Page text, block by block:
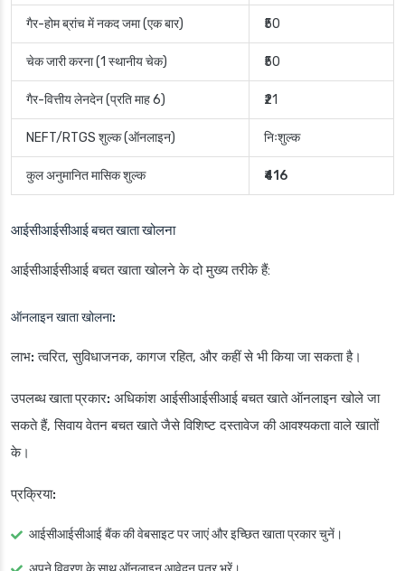
गैर-होम ब्रांच में नकद जमा (एक बार) ₹50
चेक जारी करना (1 स्थानीय चेक) ₹50
गैर-वित्तीय लेनदेन (प्रति माह 6) ₹21
NEFT/RTGS शुल्क (ऑनलाइन) निःशुल्क
कुल अनुमानित मासिक शुल्क ₹416
आईसीआईसीआई बचत खाताखोलना
आईसीआईसीआई बचत खाता खोलने के दो मुख्य तरीके हैं:
ऑनलाइन खाता खोलना:
लाभ: त्वरित, सुविधाजनक, कागज रहित, और कहीं से भी किया जा सकता है।
उपलब्ध खाता प्रकार: अधिकांश आईसीआईसीआई बचत खाते ऑनलाइन खोले जा
सकते हैं, सिवाय वेतन बचत खाते जैसे विशिष्ट दस्तावेज की आवश्यकता वाले खातों
के।
प्रक्रिया:
आईसीआईसीआई बैंक की वेबसाइट पर जाएं और इच्छित खाता प्रकार चुनें।